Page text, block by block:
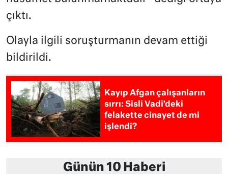
çıktı.
Olayla ilgili soruşturmanın devam ettiği
bildirildi.
Kayıp Afgan çalışanların
sırrı: Sisli Vadi’deki
felakette cinayet de mi
işlendi?
Günün 10 Haberi